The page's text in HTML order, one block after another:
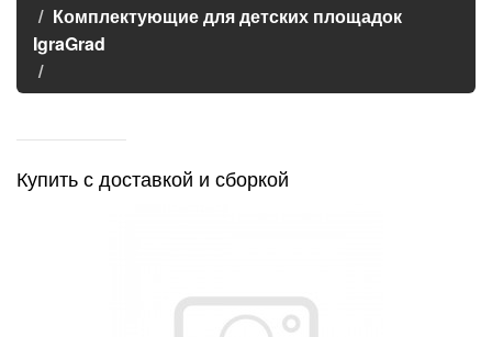
Комплектующие для детских площадок
IgraGrad
Купить с доставкой и сборкой